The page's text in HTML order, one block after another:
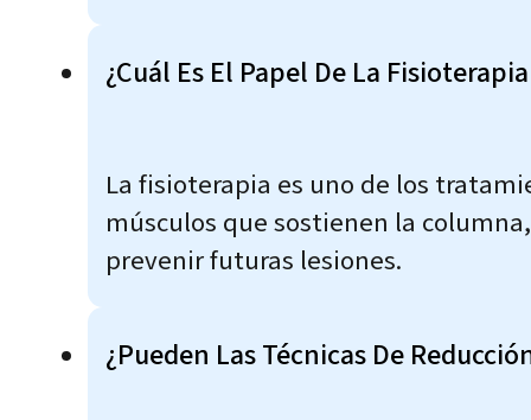
¿Cuál Es El Papel De La
La fisioterapia es uno de los
músculos que sostienen la
prevenir futuras lesiones.
¿Pueden Las Técnicas De